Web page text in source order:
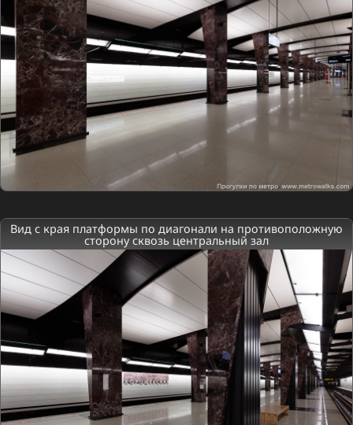
Вид с края платформы по диагонали на противоположную
сторону сквозь центральный зал